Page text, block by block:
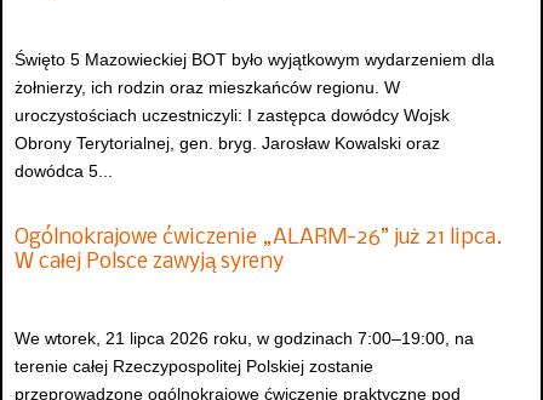
Święto 5 Mazowieckiej BOT było wyjątkowym wydarzeniem dla
żołnierzy, ich rodzin oraz mieszkańców regionu. W
uroczystościach uczestniczyli: I zastępca dowódcy Wojsk
Obrony Terytorialnej, gen. bryg. Jarosław Kowalski oraz
dowódca 5...
Ogólnokrajowe ćwiczenie „ALARM-26” już 21 lipca.
W całej Polsce zawyją syreny
We wtorek, 21 lipca 2026 roku, w godzinach 7:00–19:00, na
terenie całej Rzeczypospolitej Polskiej zostanie
przeprowadzone ogólnokrajowe ćwiczenie praktyczne pod